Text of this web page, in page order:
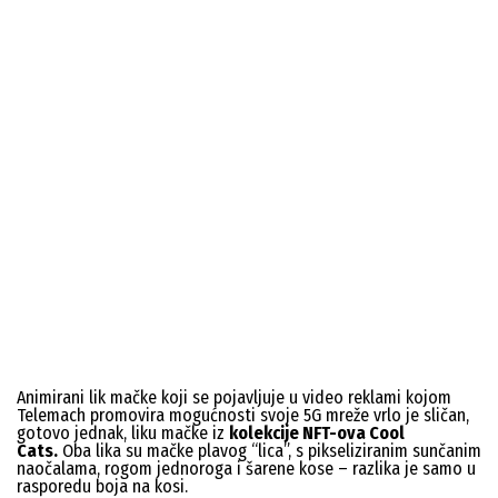
Animirani lik mačke koji se pojavljuje u video reklami kojom
Telemach promovira mogućnosti svoje 5G mreže vrlo je sličan,
gotovo jednak, liku mačke iz kolekcije NFT-ova Cool
Cats. Oba lika su mačke plavog “lica”, s pikseliziranim sunčanim
naočalama, rogom jednoroga i šarene kose – razlika je samo u
rasporedu boja na kosi.